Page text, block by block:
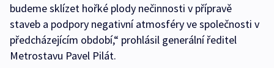
budeme sklízet hořké plody nečinnosti v přípravě
staveb a podpory negativní atmosféry ve společnosti v
předcházejícím období,“ prohlásil generální ředitel
Metrostavu Pavel Pilát.